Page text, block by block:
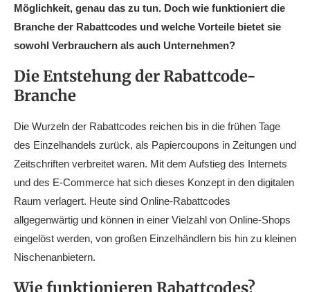
Möglichkeit, genau das zu tun. Doch wie funktioniert die
Branche der Rabattcodes und welche Vorteile bietet sie
sowohl Verbrauchern als auch Unternehmen?
Die Entstehung der Rabattcode-
Branche
Die Wurzeln der Rabattcodes reichen bis in die frühen Tage
des Einzelhandels zurück, als Papiercoupons in Zeitungen und
Zeitschriften verbreitet waren. Mit dem Aufstieg des Internets
und des E-Commerce hat sich dieses Konzept in den digitalen
Raum verlagert. Heute sind Online-Rabattcodes
allgegenwärtig und können in einer Vielzahl von Online-Shops
eingelöst werden, von großen Einzelhändlern bis hin zu kleinen
Nischenanbietern.
Wie funktionieren Rabattcodes?